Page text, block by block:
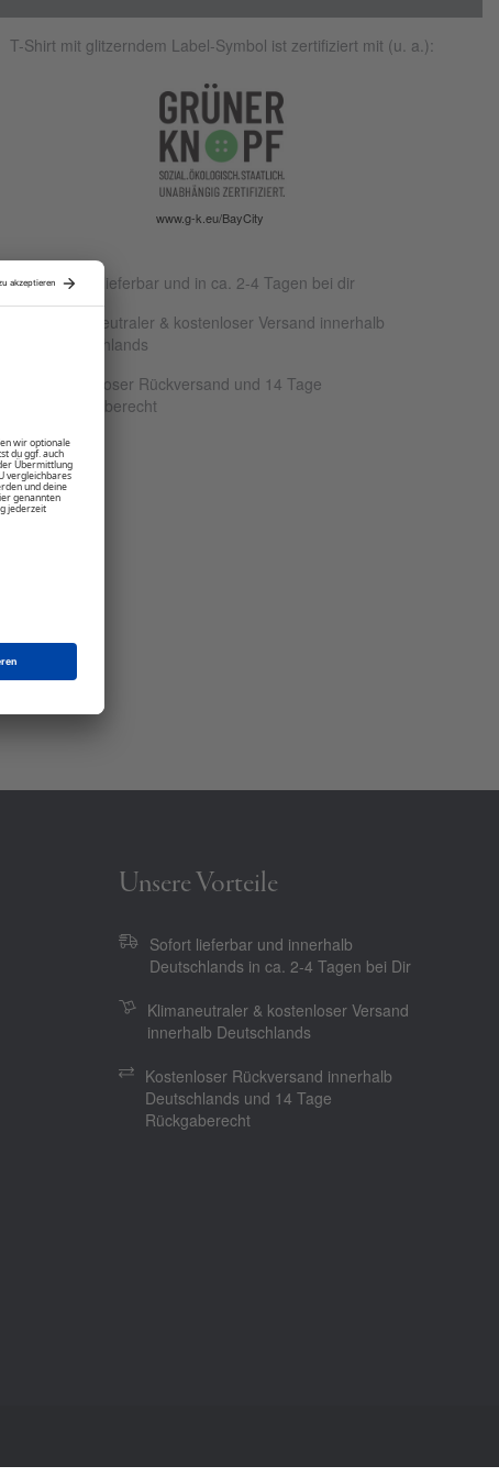
T-Shirt mit glitzerndem Label-Symbol ist zertifiziert mit (u. a.):
www.g-k.eu/BayCity
Sofort lieferbar und in ca. 2-4 Tagen bei dir
Klimaneutraler & kostenloser Versand innerhalb
Deutschlands
Kostenloser Rückversand und 14 Tage
Rückgaberecht
Unsere Vorteile
Sofort lieferbar und innerhalb
Deutschlands in ca. 2-4 Tagen bei Dir
Klimaneutraler & kostenloser Versand
innerhalb Deutschlands
Kostenloser Rückversand innerhalb
Deutschlands und 14 Tage
Rückgaberecht